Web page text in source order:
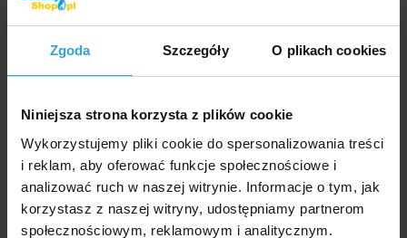
Zgoda Szczegóły O plikach cookies
Niniejsza strona korzysta z plików cookie
Wykorzystujemy pliki cookie do spersonalizowania treści
i reklam, aby oferować funkcje społecznościowe i
analizować ruch w naszej witrynie. Informacje o tym, jak
korzystasz z naszej witryny, udostępniamy partnerom
społecznościowym, reklamowym i analitycznym.
do koszyka
Szczegółowy opi
Wymienna folia wewnętrzna do naziemnych basenów
owalnych o średnicy 5 × 3 m. Wykonana